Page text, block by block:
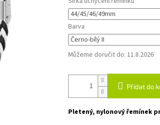
Barva
Můžeme doručit do: 11.8.2026
Přidat do
Pletený, nylonový řemínek